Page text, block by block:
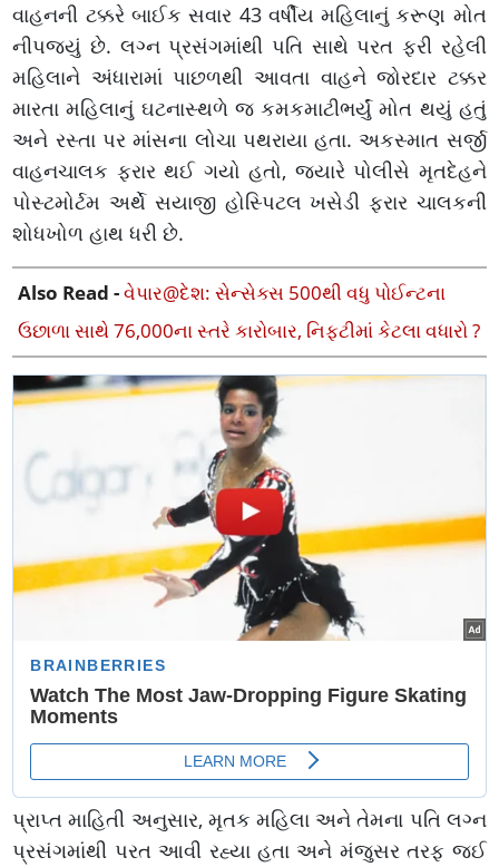
વાહનની ટક્કરે બાઈક સવાર 43 વર્ષીય મહિલાનું કરૂણ મોત
નીપજ્યું છે. લગ્ન પ્રસંગમાંથી પતિ સાથે પરત ફરી રહેલી
મહિલાને અંધારામાં પાછળથી આવતા વાહને જોરદાર ટક્કર
મારતા મહિલાનું ઘટનાસ્થળે જ કમકમાટીભર્યું મોત થયું હતું
અને રસ્તા પર માંસના લોચા પથરાયા હતા. અકસ્માત સર્જી
વાહનચાલક ફરાર થઈ ગયો હતો, જ્યારે પોલીસે મૃતદેહને
પોસ્ટમોર્ટમ અર્થે સયાજી હોસ્પિટલ ખસેડી ફરાર ચાલકની
શોધખોળ હાથ ધરી છે.
Also Read -વેપાર@દેશ: સેન્સેક્સ 500થી વધુ પોઈન્ટના
ઉછાળા સાથે 76,000ના સ્તરે કારોબાર, નિફ્ટીમાં કેટલા વધારો ?
પ્રાપ્ત માહિતી અનુસાર, મૃતક મહિલા અને તેમના પતિ લગ્ન
પ્રસંગમાંથી પરત આવી રહ્યા હતા અને મંજુસર તરફ જઈ